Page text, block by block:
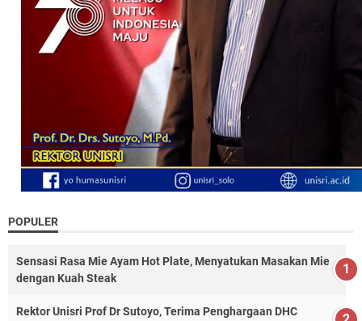
POPULER
Sensasi Rasa Mie Ayam Hot Plate, Menyatukan Masakan Mie
dengan Kuah Steak
Rektor Unisri Prof Dr Sutoyo, Terima Penghargaan DHC